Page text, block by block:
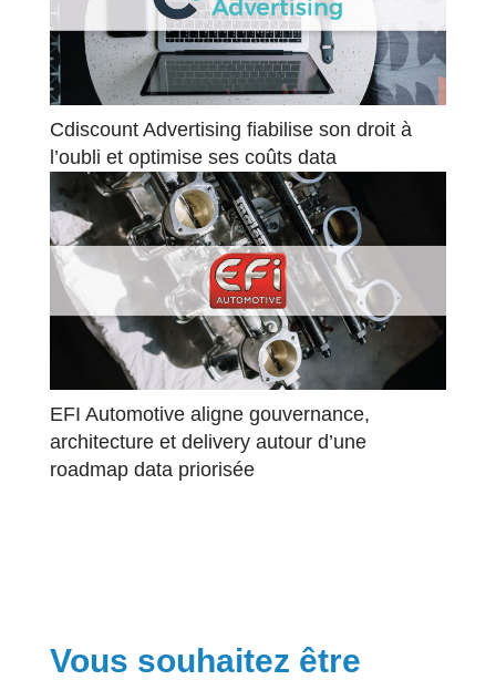
Cdiscount Advertising fiabilise son droit à
l’oubli et optimise ses coûts data
EFI Automotive aligne gouvernance,
architecture et delivery autour d’une
roadmap data priorisée
Vous souhaitez être